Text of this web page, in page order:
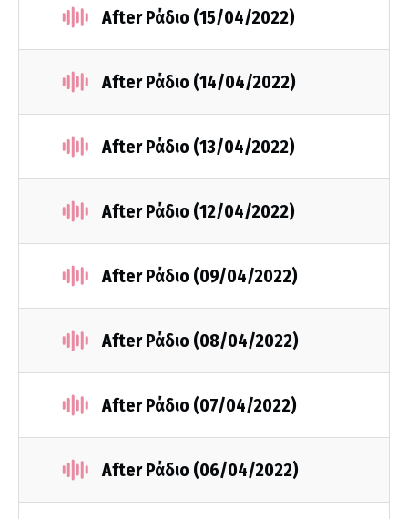
After Ράδιο (15/04/2022)
After Ράδιο (14/04/2022)
After Ράδιο (13/04/2022)
After Ράδιο (12/04/2022)
After Ράδιο (09/04/2022)
After Ράδιο (08/04/2022)
After Ράδιο (07/04/2022)
After Ράδιο (06/04/2022)